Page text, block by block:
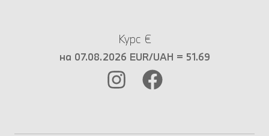
Курс €
на 07.08.2026 EUR/UAH = 51.69